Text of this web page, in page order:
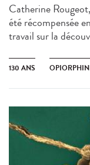
Catherine
été récompensée
travail sur la
130 ANS